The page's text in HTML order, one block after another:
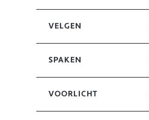
VELGEN
SPAKEN
VOORLICHT